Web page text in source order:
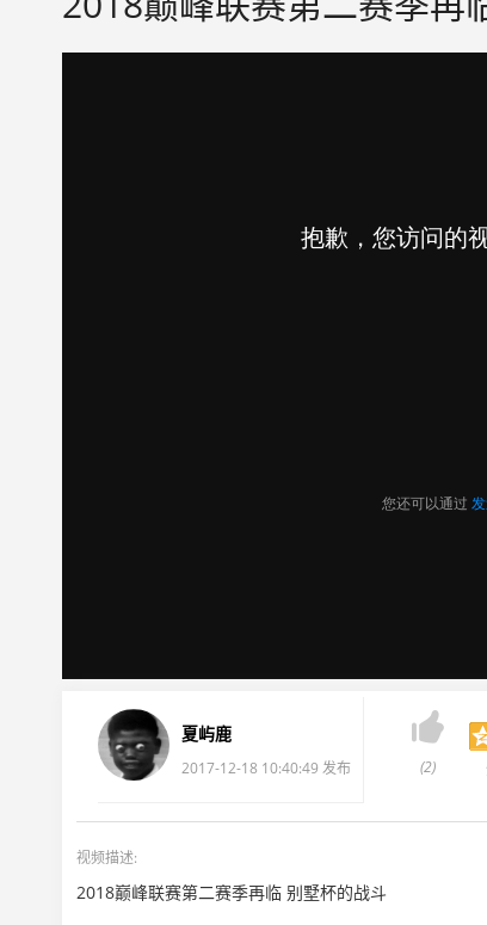
夏屿鹿
2017-12-18 10:40:49 发布

(2)
视频描述:
2018巅峰联赛第二赛季再临 别墅杯的战斗